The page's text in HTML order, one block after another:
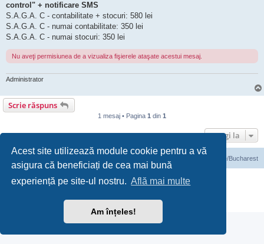
Acest site utilizează module cookie pentru a vă
asigura că beneficiați de cea mai bună
experiență pe site-ul nostru. Află mai multe
Am înțeles!
control" + notificare SMS
S.A.G.A. C - contabilitate + stocuri: 580 lei
S.A.G.A. C - numai contabilitate: 350 lei
S.A.G.A. C - numai stocuri: 350 lei
Nu aveţi permisiunea de a vizualiza fişierele ataşate acestui mesaj.
Administrator
Scrie răspuns
1 mesaj • Pagina 1 din 1
Mergi la
Ora este UTC+03:00 Europe/Bucharest
Furnizat de phpBB® Forum Software © phpBB Limited
Confidenţialitate|Termeni de utilizare